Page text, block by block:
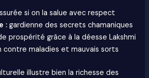
si on la salue avec respect
: gardienne des secrets chamaniques
prospérité grâce à la déesse Lakshmi
contre maladies et mauvais sorts
illustre bien la richesse des